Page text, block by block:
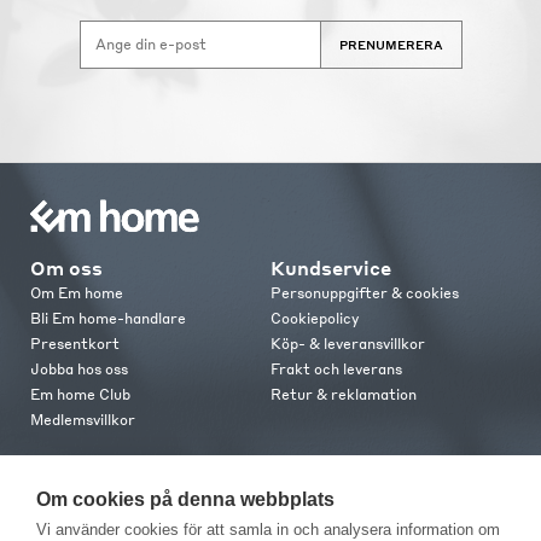
PRENUMERERA
Om oss
Om Em home
Bli Em home-handlare
Presentkort
Jobba hos oss
Em home Club
Medlemsvillkor
Kundservice
Personuppgifter & cookies
Cookiepolicy
Köp- & leveransvillkor
Frakt och leverans
Retur & reklamation
Kontakta oss
Butiker
Om cookies på denna webbplats
Vi använder cookies för att samla in och analysera information om